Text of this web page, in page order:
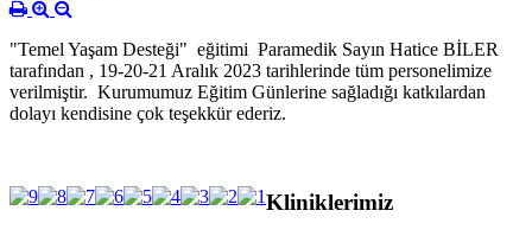
"Temel Yaşam Desteği" eğitimi Paramedik Sayın Hatice BİLER
tarafından , 19-20-21 Aralık 2023 tarihlerinde tüm personelimize
verilmiştir. Kurumumuz Eğitim Günlerine sağladığı katkılardan
dolayı kendisine çok teşekkür ederiz.
Kliniklerimiz